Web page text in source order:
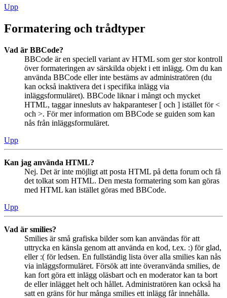
Upp
Formatering och trådtyper
Vad är BBCode?
BBCode är en speciell variant av HTML som ger stor kontroll
över formateringen av särskilda objekt i ett inlägg. Om du kan
använda BBCode eller inte bestäms av administratören (du
kan också inaktivera det i specifika inlägg via
inläggsformuläret). BBCode liknar i mångt och mycket
HTML, taggar innesluts av hakparanteser [ och ] istället för <
och >. För mer information om BBCode se guiden som kan
nås från inläggsformuläret.
Upp
Kan jag använda HTML?
Nej. Det är inte möjligt att posta HTML på detta forum och få
det tolkat som HTML. Den mesta formatering som kan göras
med HTML kan istället göras med BBCode.
Upp
Vad är smilies?
Smilies är små grafiska bilder som kan användas för att
uttrycka en känsla genom att använda en kod, t.ex. :) för glad,
eller :( för ledsen. En fullständig lista över alla smilies kan nås
via inläggsformuläret. Försök att inte överanvända smilies, de
kan fort göra ett inlägg oläsbart och en moderator kan ta bort
de eller inlägget helt och hållet. Administratören kan också ha
satt en gräns för hur många smilies ett inlägg får innehålla.